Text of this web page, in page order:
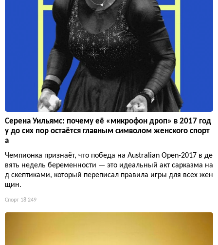
Серена Уильямс: почему её «микрофон дроп» в 2017 год
у до сих пор остаётся главным символом женского спорт
а
Чемпионка признаёт, что победа на Australian Open-2017 в де
вять недель беременности — это идеальный акт сарказма на
д скептиками, который переписал правила игры для всех жен
щин.
Спорт 18 249